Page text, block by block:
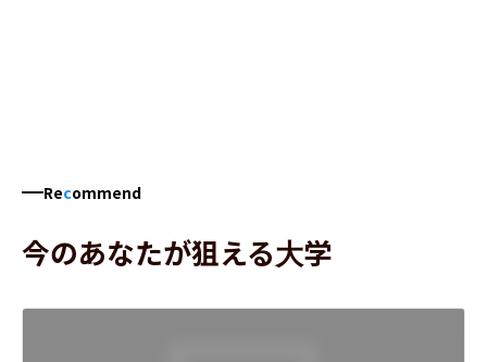
Recommend
今のあなたが狙える大学